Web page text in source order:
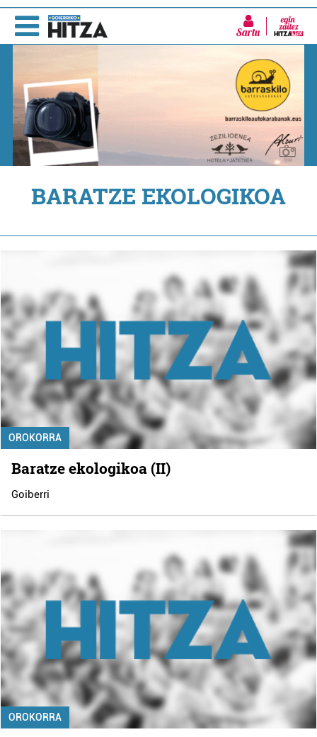
Sartu
BARATZE EKOLOGIKOA
OROKORRA
Baratze ekologikoa (II)
Goiberri
OROKORRA